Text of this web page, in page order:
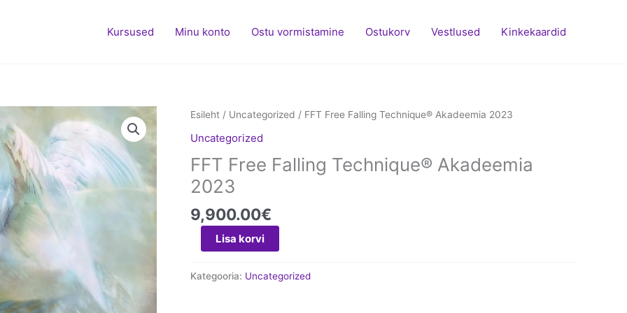
Kursused Minu konto Ostu vormistamine Ostukorv Vestlused Kinkekaardid
Esileht / Uncategorized / FFT Free Falling Technique® Akadeemia 2023
Uncategorized
FFT Free Falling Technique® Akadeemia
2023
9,900.00€
FFT
Falling
Technique®
Akadeemia
2023
kogus
Lisa korvi
Kategooria: Uncategorized